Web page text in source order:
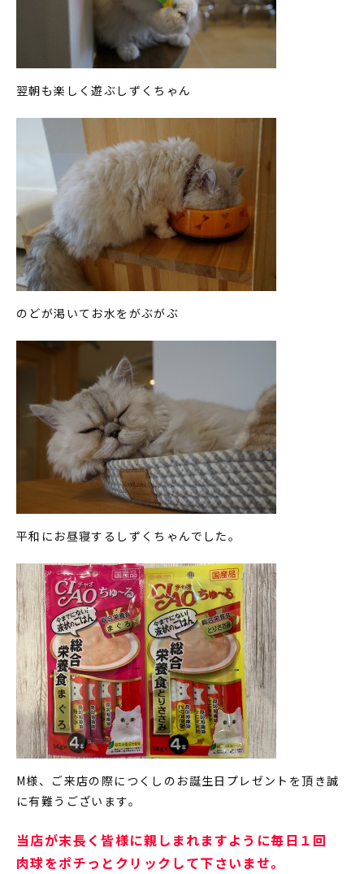
翌朝も楽しく遊ぶしずくちゃん
のどが渇いてお水をがぶがぶ
平和にお昼寝するしずくちゃんでした。
M様、ご来店の際につくしのお誕生日プレゼントを頂き誠
に有難うございます。
当店が末長く皆様に親しまれますように毎日１回
肉球をポチっとクリックして下さいませ。